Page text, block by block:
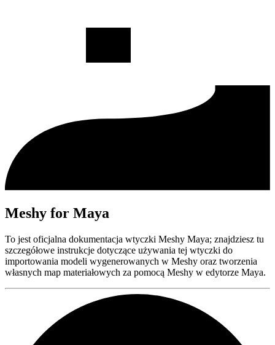
Meshy for Maya
To jest oficjalna dokumentacja wtyczki Meshy Maya; znajdziesz tu
szczegółowe instrukcje dotyczące używania tej wtyczki do
importowania modeli wygenerowanych w Meshy oraz tworzenia
własnych map materiałowych za pomocą Meshy w edytorze Maya.